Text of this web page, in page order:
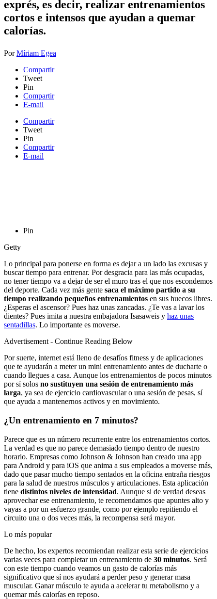
exprés, es decir, realizar entrenamientos
cortos e intensos que ayudan a quemar
calorías.​
PorMíriam Egea
Compartir
Tweet
Pin
Compartir
E-mail
Compartir
Tweet
Pin
Compartir
E-mail
Pin
Getty
Lo principal para ponerse en forma es dejar a un lado las excusas y
buscar tiempo para entrenar. Por desgracia para las más ocupadas,
no tener tiempo va a dejar de ser el muro tras el que nos escondemos
del deporte. Cada vez más gente saca el máximo partido a su
tiempo realizando pequeños entrenamientos en sus huecos libres.
¿Esperas el ascensor? Pues haz unas zancadas. ¿Te vas a lavar los
dientes? Pues imita a nuestra embajadora Isasaweis y haz unas
sentadillas. Lo importante es moverse.
Advertisement - Continue Reading Below
Por suerte, internet está lleno de desafíos fitness y de aplicaciones
que te ayudarán a meter un mini entrenamiento antes de ducharte o
cuando llegues a casa. Aunque los entrenamientos de pocos minutos
por sí solos no sustituyen una sesión de entrenamiento más
larga, ya sea de ejercicio cardiovascular o una sesión de pesas, sí
que ayuda a mantenernos activos y en movimiento.
¿Un entrenamiento en 7 minutos?
Parece que es un número recurrente entre los entrenamientos cortos.
La verdad es que no parece demasiado tiempo dentro de nuestro
horario. Empresas como Johnson & Johnson han creado una app
para Android y para iOS que anima a sus empleados a moverse más,
dado que pasar mucho tiempo sentados en la oficina entraña riesgos
para la salud de nuestros músculos y articulaciones. Esta aplicación
tiene distintos niveles de intensidad. Aunque si de verdad deseas
aprovechar ese entrenamiento, te recomendamos que apuntes alto y
vayas a por un esfuerzo grande, como por ejemplo repitiendo el
circuito una o dos veces más, la recompensa será mayor.
Lo más popular
De hecho, los expertos recomiendan realizar esta serie de ejercicios
varias veces para completar un entrenamiento de 30 minutos. Será
con este tiempo cuando veamos un gasto de calorías más
significativo que sí nos ayudará a perder peso y generar masa
muscular. Ganar músculo te ayuda a acelerar tu metabolismo y a
quemar más calorías en reposo.